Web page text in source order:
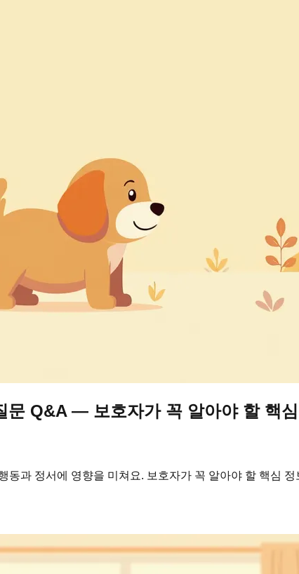
문 Q&A — 보호자가 꼭 알아야 할 핵심
과 정서에 영향을 미쳐요. 보호자가 꼭 알아야 할 핵심 정